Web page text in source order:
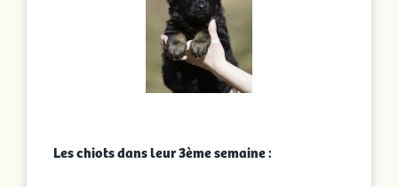
Les chiots dans leur 3ème semaine :